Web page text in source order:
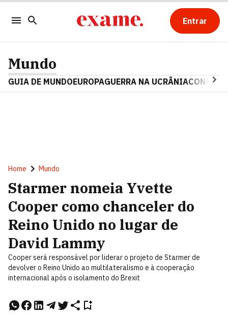
Entrar
Mundo
GUIA DE MUNDOEUROPAGUERRA NA UCRÂNIA
Home Mundo
Starmer nomeia Yvette
Cooper como chanceler do
Reino Unido no lugar de
David Lammy
Cooper será responsável por liderar o projeto de Starmer de
devolver o Reino Unido ao multilateralismo e à cooperação
internacional após o isolamento do Brexit